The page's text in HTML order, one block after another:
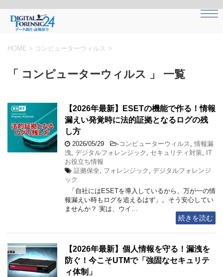
HOME > コンピューターウィルス >
「 コンピューターウィルス 」 一覧
【2026年最新】ESETの機能で作る！情報
漏えい発覚時に法的証拠となるログの残
し方
2026/05/29 -コンピューターウィルス
情報漏
洩 デジタルフォレンジック セキュリティ対策 IT
お役立ち情報
証拠保全
フォレンジック
デジタルフォレンジ
ック
「自社にはESETを導入しているから、万が一の情
報漏えい時もログを追えるはず」。そう安心してい
ませんか？ 実は、ウイ…
続きを読む
【2026年最新】個人情報を守る！漏洩を
防ぐ！今こそUTMで「強固なセキュリテ
ィ体制」